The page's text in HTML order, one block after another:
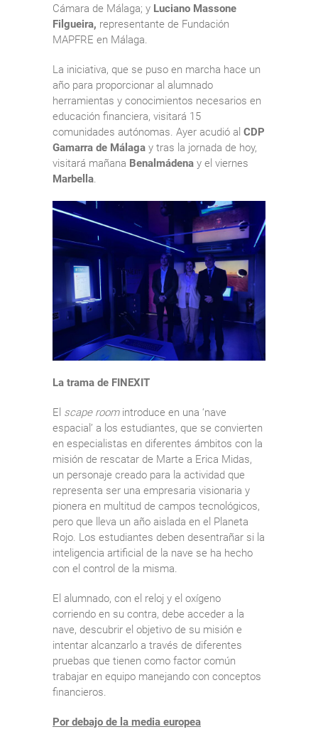
Cámara de Málaga; y Luciano Massone
Filgueira, representante de Fundación
MAPFRE en Málaga.
La iniciativa, que se puso en marcha hace un
año para proporcionar al alumnado
herramientas y conocimientos necesarios en
educación financiera, visitará 15
comunidades autónomas. Ayer acudió al CDP
Gamarra de Málaga y tras la jornada de hoy,
visitará mañana Benalmádena y el viernes
Marbella.
La trama de FINEXIT
El scape roomintroduce en una ‘nave
espacial’ a los estudiantes, que se convierten
en especialistas en diferentes ámbitos con la
misión de rescatar de Marte a Erica Midas,
un personaje creado para la actividad que
representa ser una empresaria visionaria y
pionera en multitud de campos tecnológicos,
pero que lleva un año aislada en el Planeta
Rojo. Los estudiantes deben desentrañar si la
inteligencia artificial de la nave se ha hecho
con el control de la misma.
El alumnado, con el reloj y el oxígeno
corriendo en su contra, debe acceder a la
nave, descubrir el objetivo de su misión e
intentar alcanzarlo a través de diferentes
pruebas que tienen como factor común
trabajar en equipo manejando con conceptos
financieros.
Por debajo de la media europea